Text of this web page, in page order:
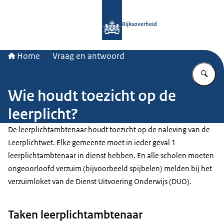
Rijksoverheid
Home Vraag en antwoord
Wie houdt toezicht op de
leerplicht?
De leerplichtambtenaar houdt toezicht op de naleving van de
Leerplichtwet. Elke gemeente moet in ieder geval 1
leerplichtambtenaar in dienst hebben. En alle scholen moeten
ongeoorloofd verzuim (bijvoorbeeld spijbelen) melden bij het
verzuimloket van de Dienst Uitvoering Onderwijs (DUO).
Taken leerplichtambtenaar